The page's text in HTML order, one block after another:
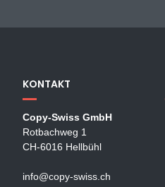
KONTAKT
Copy-Swiss GmbH
Rotbachweg 1
CH-6016 Hellbühl
info@copy-swiss.ch